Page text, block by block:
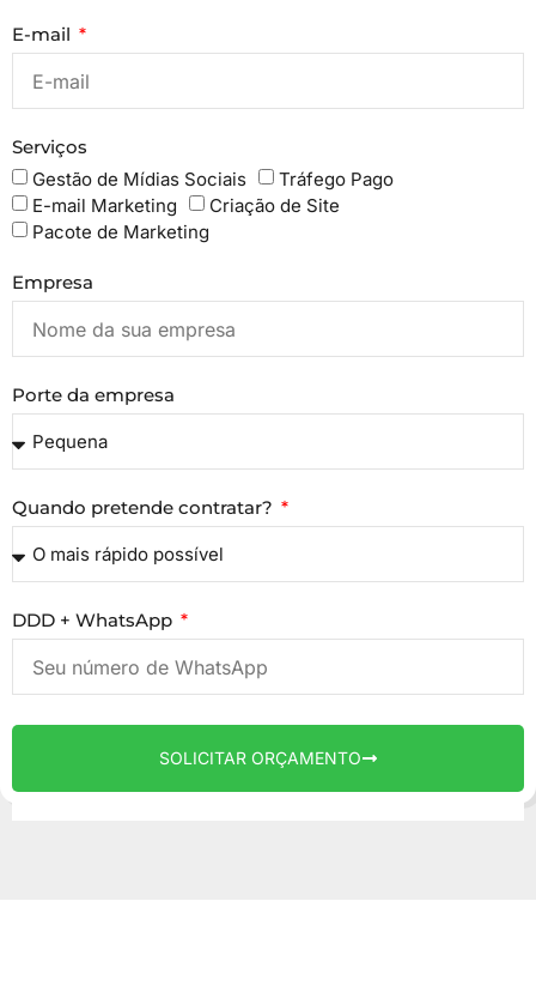
E-mail
Serviços
Gestão de Mídias Sociais
Tráfego Pago
E-mail Marketing
Criação de Site
Pacote de Marketing
Empresa
Porte da empresa
Quando pretende contratar?
DDD + WhatsApp
SOLICITAR ORÇAMENTO